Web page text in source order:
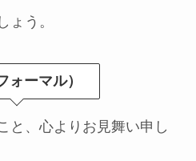
ょう。
ーマル）
と、心よりお見舞い申し